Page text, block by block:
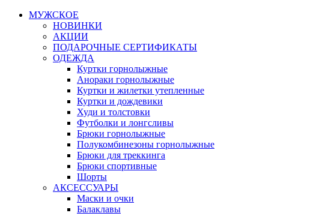
МУЖСКОЕ
НОВИНКИ
АКЦИИ
ПОДАРОЧНЫЕ СЕРТИФИКАТЫ
ОДЕЖДА
Куртки горнолыжные
Анораки горнолыжные
Куртки и жилетки утепленные
Куртки и дождевики
Худи и толстовки
Футболки и лонгсливы
Брюки горнолыжные
Полукомбинезоны горнолыжные
Брюки для треккинга
Брюки спортивные
Шорты
АКСЕССУАРЫ
Маски и очки
Балаклавы